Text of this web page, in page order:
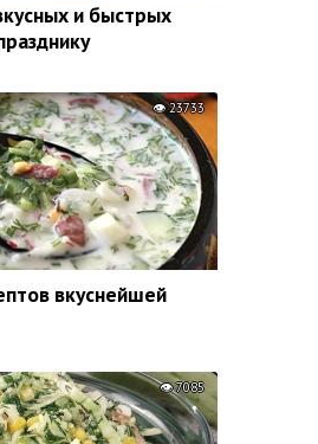
и быстрых
23733
вкуснейшей
7085